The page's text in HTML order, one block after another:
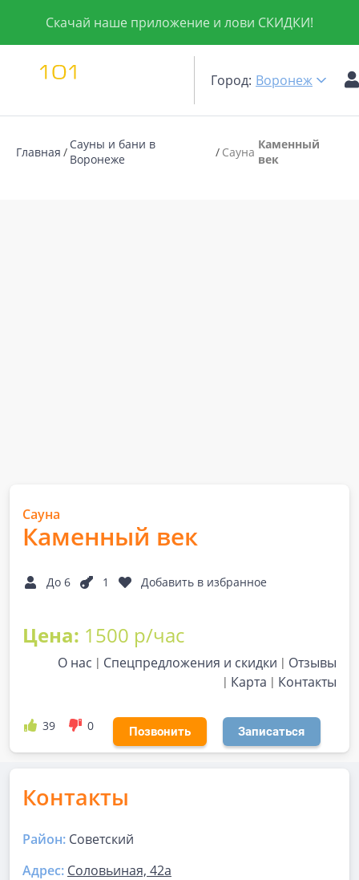
Скачай наше приложение и лови СКИДКИ!
Город: Воронеж
Главная
Сауны и бани в
Воронеже
Сауна Каменный
век
Сауна
Каменный век
До 6 1 Добавить в избранное
Цена: 1500 р/час
О нас Спецпредложения и скидки
Отзывы
Карта
Контакты
39 0 Позвонить Записаться
Контакты
Район: Советский
Адрес: Соловьиная, 42а